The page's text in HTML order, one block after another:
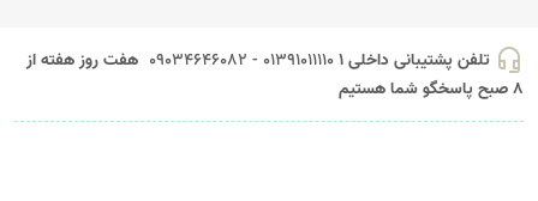
headset_mic تلفن پشتیبانی داخلی 1 01391011110 - 09034646082
هفت روز هفته از
8 صبح پاسخگو شما هستیم